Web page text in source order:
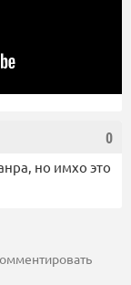
0
но имхо это